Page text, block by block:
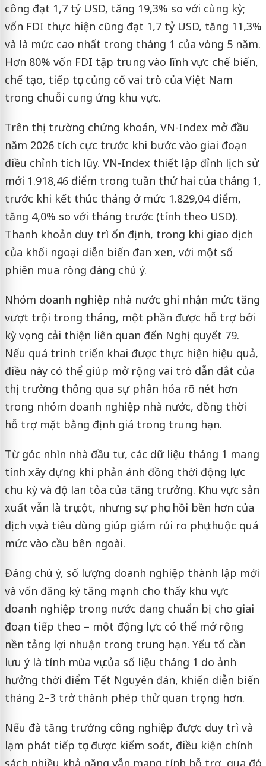
công đạt 1,7 tỷ USD, tăng 19,3% so với cùng kỳ;
vốn FDI thực hiện cũng đạt 1,7 tỷ USD, tăng 11,3%
và là mức cao nhất trong tháng 1 của vòng 5 năm.
Hơn 80% vốn FDI tập trung vào lĩnh vực chế biến,
chế tạo, tiếp tục củng cố vai trò của Việt Nam
trong chuỗi cung ứng khu vực.
Trên thị trường chứng khoán, VN-Index mở đầu
năm 2026 tích cực trước khi bước vào giai đoạn
điều chỉnh tích lũy. VN-Index thiết lập đỉnh lịch sử
mới 1.918,46 điểm trong tuần thứ hai của tháng 1,
trước khi kết thúc tháng ở mức 1.829,04 điểm,
tăng 4,0% so với tháng trước (tính theo USD).
Thanh khoản duy trì ổn định, trong khi giao dịch
của khối ngoại diễn biến đan xen, với một số
phiên mua ròng đáng chú ý.
Nhóm doanh nghiệp nhà nước ghi nhận mức tăng
vượt trội trong tháng, một phần được hỗ trợ bởi
kỳ vọng cải thiện liên quan đến Nghị quyết 79.
Nếu quá trình triển khai được thực hiện hiệu quả,
điều này có thể giúp mở rộng vai trò dẫn dắt của
thị trường thông qua sự phân hóa rõ nét hơn
trong nhóm doanh nghiệp nhà nước, đồng thời
hỗ trợ mặt bằng định giá trong trung hạn.
Từ góc nhìn nhà đầu tư, các dữ liệu tháng 1 mang
tính xây dựng khi phản ánh đồng thời động lực
chu kỳ và độ lan tỏa của tăng trưởng. Khu vực sản
xuất vẫn là trụ cột, nhưng sự phục hồi bền hơn của
dịch vụ và tiêu dùng giúp giảm rủi ro phụ thuộc quá
mức vào cầu bên ngoài.
Đáng chú ý, số lượng doanh nghiệp thành lập mới
và vốn đăng ký tăng mạnh cho thấy khu vực
doanh nghiệp trong nước đang chuẩn bị cho giai
đoạn tiếp theo – một động lực có thể mở rộng
nền tảng lợi nhuận trong trung hạn. Yếu tố cần
lưu ý là tính mùa vụ của số liệu tháng 1 do ảnh
hưởng thời điểm Tết Nguyên đán, khiến diễn biến
tháng 2–3 trở thành phép thử quan trọng hơn.
Nếu đà tăng trưởng công nghiệp được duy trì và
lạm phát tiếp tục được kiểm soát, điều kiện chính
sách nhiều khả năng vẫn mang tính hỗ trợ, qua đó